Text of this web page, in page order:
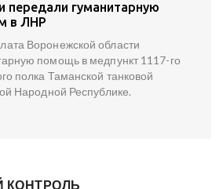
передали гуманитарную
в ЛНР
Воронежской области
помощь в медпункт 1117-го
полка Таманской танковой
Народной Республике.